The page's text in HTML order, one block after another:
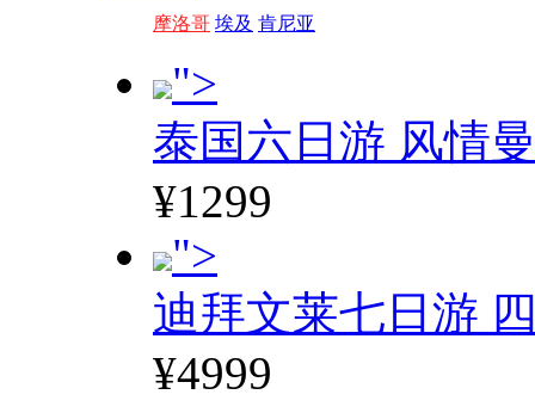
摩洛哥 埃及 肯尼亚
">
泰国六日游 风情
¥1299
">
迪拜文莱七日游
¥4999